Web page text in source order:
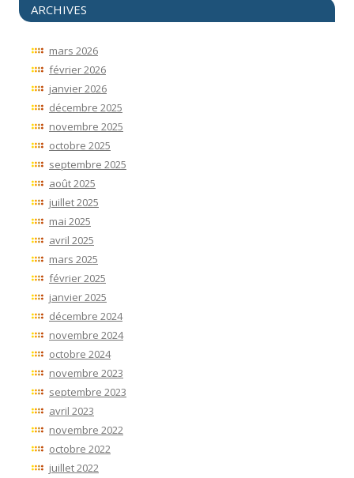
ARCHIVES
mars 2026
février 2026
janvier 2026
décembre 2025
novembre 2025
octobre 2025
septembre 2025
août 2025
juillet 2025
mai 2025
avril 2025
mars 2025
février 2025
janvier 2025
décembre 2024
novembre 2024
octobre 2024
novembre 2023
septembre 2023
avril 2023
novembre 2022
octobre 2022
juillet 2022